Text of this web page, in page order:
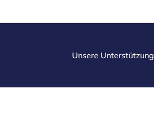
Unsere Unterstützung